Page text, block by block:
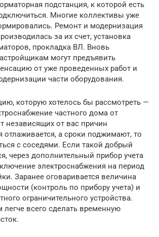
подстанция, к которой есть
Многие коллективы уже
Ремонт и модернизация
за их счет, установка
прокладка ВЛ. Вновь
могут предъявить
от уже проведенных работ и
части оборудования.
которую хотелось бы рассмотреть —
частного дома от
независящих от вас причин
отлаживается, а сроки поджимают, то
с соседями. Если такой добрый
через дополнительный прибор учета
электроснабжения на период
Заранее оговаривается величина
(контроль по прибору учета) и
ограничительного устройства.
всего сделать временную